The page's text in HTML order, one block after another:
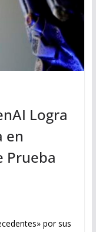
Logra
en
Prueba
por sus